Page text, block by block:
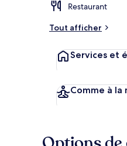
Restaurant
Tout afficher
Services et
Comme à la